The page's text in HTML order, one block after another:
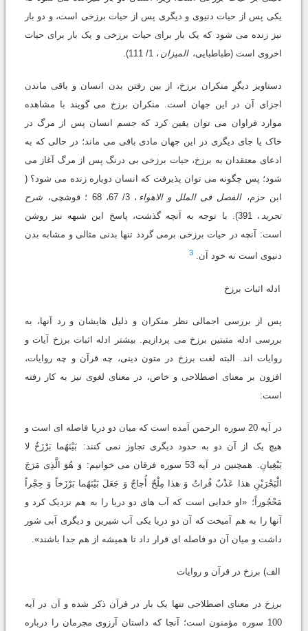
یکى پس از حیات دنیوى و دیگرى پس از حیات برزخى است، و دو بار
نیز زنده مى شود که یک بار براى حیات برزخى و یک بار براى حیات
اخروى است (طباطبایى، المیزان ، 1/ 111).
دستاویز دیگرِ منکران برزخ، از بین رفتن بدن انسان و باقى ماندن
اجزاى آن در این جهان است. منکران برزخ مى گویند با مشاهده
موارد فراوان مى توان یقین کرد که جسم انسان پس از مرگ در
خاک یا جاى دیگرى در این جهان مادى باقى مى ماند؛ در حالى که به
ادعاى معتقدان به برزخ، حیات برزخى بى درنگ پس از مرگ آغاز مى
شود؛ پس چگونه مى توان پذیرفت که انسان دوباره زنده مى شود؟ (
ابن حزم،
الفصل فى الملل و الاهواء ، 3/ 67، 68 ؛ قوشچى،
شرح
تجرید
، 391). با توجه به آنچه گذشت، پاسخ این شبهه نیز روشن
است: آنچه در حیات برزخى برمى گردد تنها بدنى مثالى و مشابه بدن
دنیوى است نه خود آن. 3
ادله اثبات برزخ
پس از بررسى اجمالى نظر منکران و دلیل هایشان و رد آنها، به
بررسى ادله مثبتین برزخ مى پردازیم. بیشتر ادله اثبات برزخ آیات و
روایات اند. البته لغت برزخ در متون دینى، چه قرآن و چه روایات،
افزون بر معناى اصطلاحى و خاص، در معناى لغوى نیز به کار رفته
است:
در آیه 20 سوره الرحمن آمده است که میان دو دریا فاصله اى است و
هیچ یک از آن دو به حدود دیگرى تجاوز نمى کنند:
بَیْنَهُما بَرْزَخٌ لا
یَبْغِیانِ.
همچنین در آیه 53 سوره فرقان مى خوانیم:
وَ هُوَ الَّذِى مَرَجَ
الْبَحْرَیْنِ هذا عَذْبٌ فُراتٌ وَ هذا مِلْحٌ أُجاجٌ وَ جَعَلَ بَیْنَهُما بَرْزَخاً وَ حِجْراً
مَحْجُوراً؛ «او خدایى است که آب هاى دو دریا را به هم نزدیک کرد و
آنها را به هم آمیخت که آن دو دریا یکى آب شیرین و دیگرى آبى شور
داشت و میان آن دو فاصله اى قرار داد تا همیشه از هم جدا باشند».
الف) برزخ در قرآن و روایات
برزخ در معناى اصطلاحى تنها یک بار در قرآن ذکر شده و آن در آیه
100 سوره مؤمنون است؛ آنجا که داستان آرزوى مجرمان را درباره